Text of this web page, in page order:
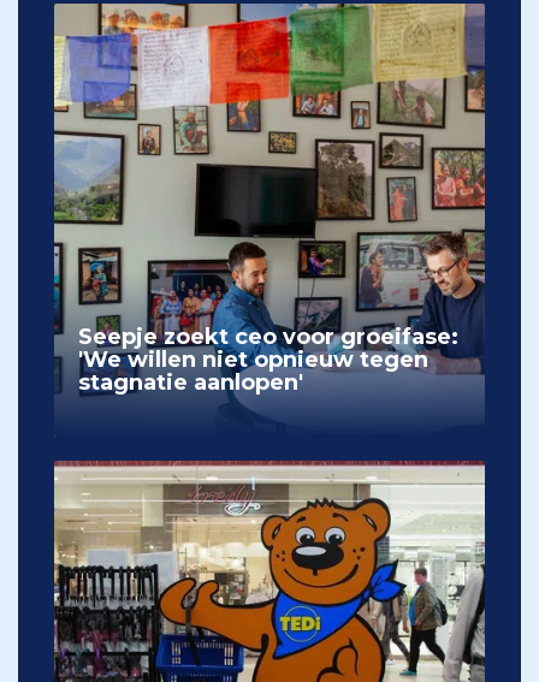
Seepje zoekt ceo voor groeifase:
'We willen niet opnieuw tegen
stagnatie aanlopen'